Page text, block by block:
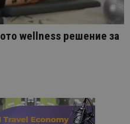
wellness решение за